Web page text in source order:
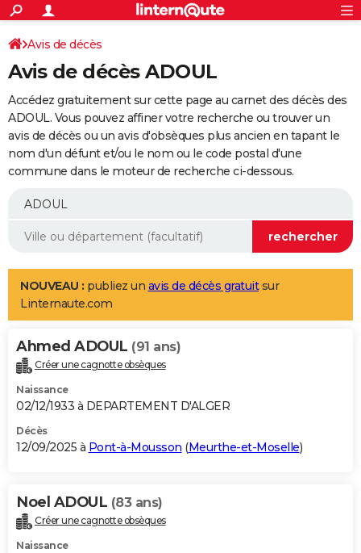
ACTUALITÉS
Politique
Société
Faits Divers
Education
Monde
Villes
+
SPORT
Coupe du monde 2026
Football
Tennis
Cyclisme
Rugby
Forum
Programme TV
TNT
Streaming
Cinéma
Sorties cinéma
Musique
+
FINANCE
Retraite
Epargne
Immobilier
Risques naturels par ville
Banque
Assurance
AUTO
Essais
Réserver un essai
Citadines
Berlines
SUV
Forum auto
+
Mobiles
Meilleur smartphone
Internet
Ordinateurs
Jeux vidéo
Guide high-tech
Aménagement intérieur
LIFESTYLE
Art de vivre
Bien-être
Loisirs
Mode
Modes de vie
Alimentation
Guide de la santé
Maladies
Médicaments
Sommeil
VOYAGE
Destinations
City break
Voyage nature
Voyage de noces
Forum
Climat
+PHOTO
GUIDES D'ACHAT
BONS PLANS
Carte de Noël
Carte Bonne année
Carte Saint-Valentin
Carte Pâques
Carte d'anniversaire
DICTIONNAIRE
Dictionnaire
Biographies
Citations
Expressions
Proverbes
PROGRAMME TV
Avis de décès
Avis de décès ADOUL
Accédez gratuitement sur cette page au carnet des décès des
ADOUL. Vous pouvez affiner votre recherche ou trouver un
avis de décès ou un avis d'obsèques plus ancien en tapant le
nom d'un défunt et/ou le nom ou le code postal d'une
commune dans le moteur de recherche ci-dessous.
NOUVEAU : publiez un avis de décès gratuitsur
Linternaute.com
Ahmed ADOUL (91 ans)
Créer une cagnotte obsèques
Naissance
02/12/1933 à DEPARTEMENT D'ALGER
Décès
12/09/2025 à Pont-à-Mousson (Meurthe-et-Moselle)
Noel ADOUL (83 ans)
Créer une cagnotte obsèques
Naissance